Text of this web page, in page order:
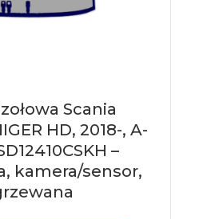
Scania
HD, 2018-, A-
–
kamera/sensor,